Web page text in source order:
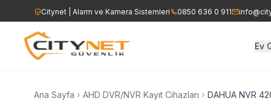
Citynet | Alarm ve Kamera Sistemleri 0850 636 0 911
Ev
Ana Sayfa AHD DVR/NVR Kayıt Cihazları DAHUA NVR